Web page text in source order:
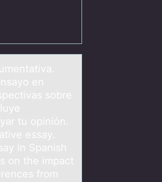
en
sobre
tu opinión.
essay.
in Spanish
on the impact
from